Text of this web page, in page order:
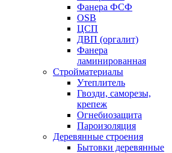
Фанера ФСФ
OSB
ЦСП
ДВП (оргалит)
Фанера
ламинированная
Стройматериалы
Утеплитель
Гвозди, саморезы,
крепеж
Огнебиозащита
Пароизоляция
Деревянные строения
Бытовки деревянные